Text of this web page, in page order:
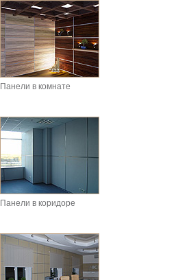
Панели в комнате
Панели в коридоре